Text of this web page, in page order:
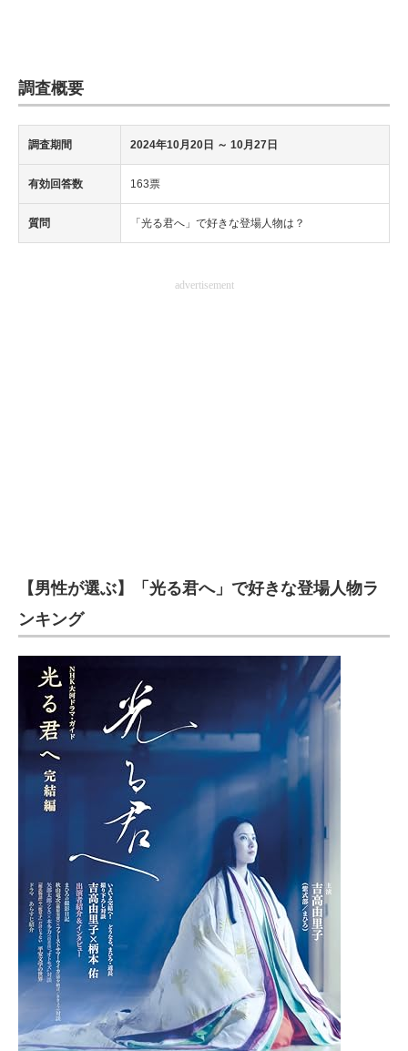
調査概要
調査期間 2024年10月20日 ～ 10月27日
有効回答数 163票
質問 「光る君へ」で好きな登場人物は？
advertisement
【男性が選ぶ】「光る君へ」で好きな登場人物ラ
ンキング